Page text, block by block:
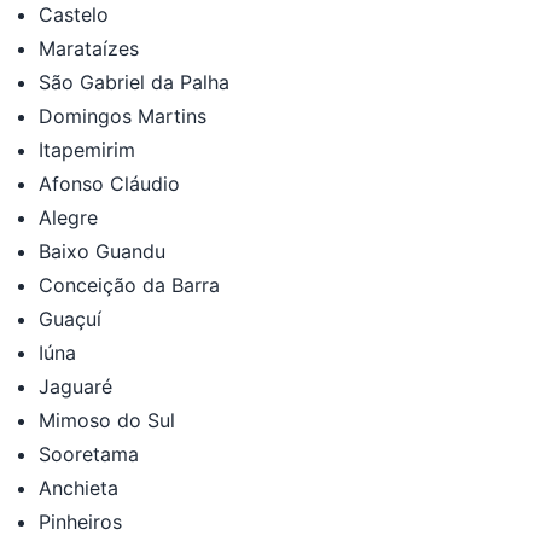
Castelo
Marataízes
São Gabriel da Palha
Domingos Martins
Itapemirim
Afonso Cláudio
Alegre
Baixo Guandu
Conceição da Barra
Guaçuí
Iúna
Jaguaré
Mimoso do Sul
Sooretama
Anchieta
Pinheiros